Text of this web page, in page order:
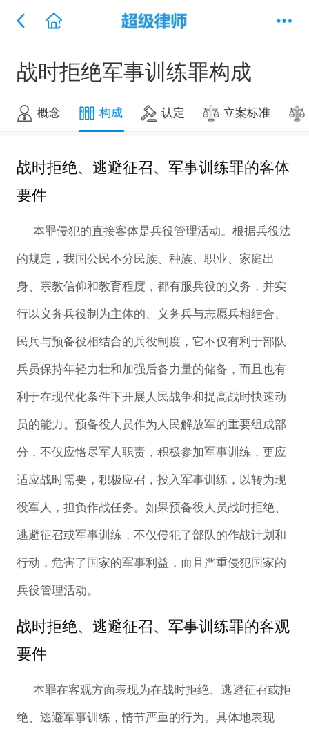
战时拒绝军事训练罪构成
概念 构成 认定 立案标准
战时拒绝、逃避征召、军事训练罪的客体
要件
本罪侵犯的直接客体是兵役管理活动。根据兵役法
的规定，我国公民不分民族、种族、职业、家庭出
身、宗教信仰和教育程度，都有服兵役的义务，并实
行以义务兵役制为主体的、义务兵与志愿兵相结合、
民兵与预备役相结合的兵役制度，它不仅有利于部队
兵员保持年轻力壮和加强后备力量的储备，而且也有
利于在现代化条件下开展人民战争和提高战时快速动
员的能力。预备役人员作为人民解放军的重要组成部
分，不仅应恪尽军人职责，积极参加军事训练，更应
适应战时需要，积极应召，投入军事训练，以转为现
役军人，担负作战任务。如果预备役人员战时拒绝、
逃避征召或军事训练，不仅侵犯了部队的作战计划和
行动，危害了国家的军事利益，而且严重侵犯国家的
兵役管理活动。
战时拒绝、逃避征召、军事训练罪的客观
要件
本罪在客观方面表现为在战时拒绝、逃避征召或拒
绝、逃避军事训练，情节严重的行为。具体地表现